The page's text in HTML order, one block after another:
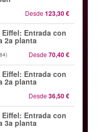
Desde123,30 €
Eiffel: Entrada con
2a planta
Desde70,40 €
Eiffel: Entrada con
2a planta
Desde36,50 €
Eiffel: Entrada con
3a planta